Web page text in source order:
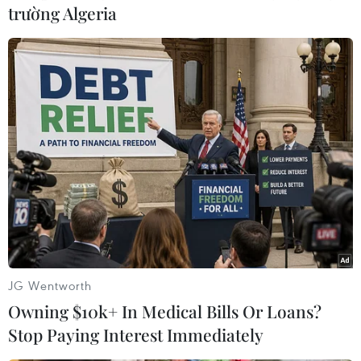
Mặc dù cấp ủy, chính quyền ở các địa phương
thường xuyên tuyên truyền, nhắc nhở các gia
đình chấp hành nghiêm các quy định của pháp
luật về nuôi, quản lý vật nuôi, nhất là các nội
dung liên quan đến Nghị định 90/2017/NĐ-CP
của Chính phủ quy định xử phạt vi phạm hành
chính trong lĩnh vực thú y; trong đó, có quy
định cấm hành vi không đeo rọ mõm, không
xích giữ chó và không có người đưa dắt chó ra
nơi công cộng song nhiều hộ gia đình vẫn thả
rông chó, không đeo rọ mõm.
Hà Giang, để số vụ tai nạn thương tích do chó
cắn không xảy ra, bên cạnh việc đẩy mạnh công
trường Algeria
JG Wentworth
Owning $10k+ In Medical Bills Or Loans?
Stop Paying Interest Immediately